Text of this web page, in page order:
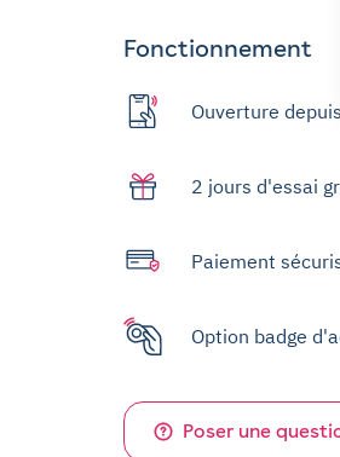
Fonctionnement
Ouverture
2 jours d'essai
Paiement
Option badge
Poser une